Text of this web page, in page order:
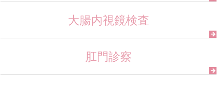
大腸内視鏡検査
肛門診察